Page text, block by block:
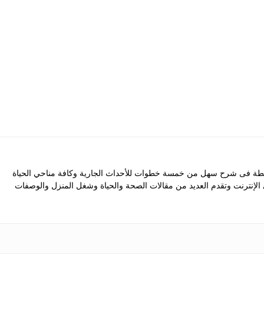
فى شرح سهل من خمسة خطوات للأحداث الجارية وكافة مناحي الحياة
الإنترنت وتقدم العديد من مقالات الصحة والحياة وشغل المنزل والوصفات